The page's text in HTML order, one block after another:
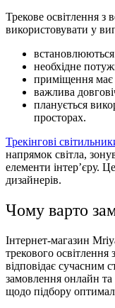
Трекове освітлення з
використовувати у
встановлюються
необхідне
приміщення
важлива
планується
просторах.
Трекінгові
напрямок світла,
елементи інтер’єру.
дизайнерів.
Чому варто
Інтернет-магазин
трекового освітлення
відповідає сучасним
замовлення онлайн
щодо підбору